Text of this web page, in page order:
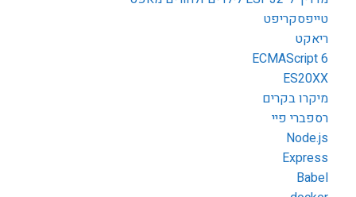
טייפסקריפט
ריאקט
ECMAScript 6
ES20XX
מיקרו בקרים
רספברי פיי
Node.js
Express
Babel